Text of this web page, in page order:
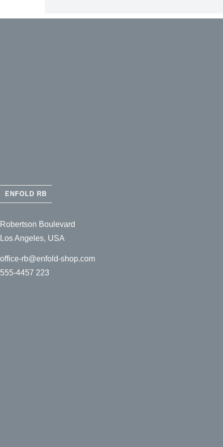
ENFOLD RB
Robertson Boulevard
Los Angeles, USA
office-rb@enfold-shop.com
555-4457 223